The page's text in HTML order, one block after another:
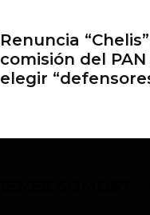
Renuncia
comisión del PAN
elegir